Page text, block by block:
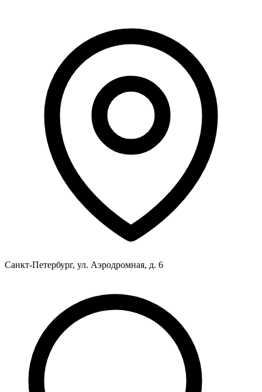
Санкт-Петербург, ул. Аэродромная, д. 6